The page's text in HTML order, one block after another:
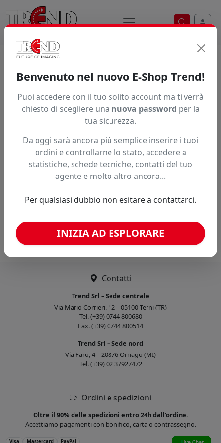
Ricerca
Articolo non trovato.
Hai trovato questo prodotto ad un prezzo più basso?
Fai una segnalazione
Confronta con articoli simili
Caricamento confronto...
Contatti
Trend Srl – Sede centrale
Via Mario Corrieri, 12 – 05100 Terni (TR)
Tel. (+39) 0744 800680
Fax. (+39) 0744 800514
Trend Srl – Sede nord
Via Faro, 4 – 20876 Ornago (MI)
Tel. (+39) 02 37927472
Ordini e spedizioni
Oltre il 90% delle spedizioni entro 24h dall’ordine.
Accettiamo pagamenti con bonifico, carta o contrassegno.
Visa Mastercard PayPal
Benvenuto nel nuovo E-Shop Trend!
Puoi accedere con il tuo solito account ma ti verrà
chiesto di scegliere una nuova password per la
tua sicurezza.
Da oggi sarà ancora più semplice inserire i tuoi
ordini e controllarne lo stato, accedere a
statistiche, schede tecniche, contatti del tuo
agente e molto altro ancora...
Per qualsiasi dubbio non esitare a contattarci.
INIZIA AD ESPLORARE